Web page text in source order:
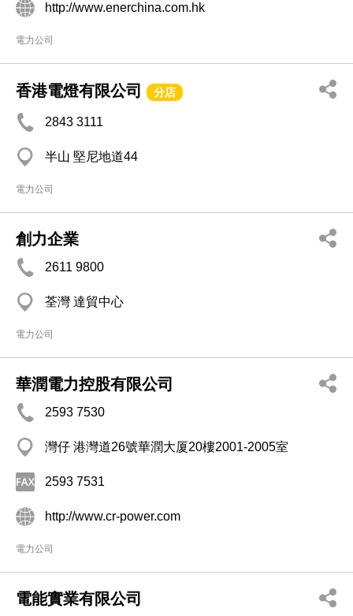
http://www.enerchina.com.hk
電力公司
香港電燈有限公司 分店
2843 3111
半山 堅尼地道44
電力公司
創力企業
2611 9800
荃灣 達貿中心
電力公司
華潤電力控股有限公司
2593 7530
灣仔 港灣道26號華潤大厦20樓2001-2005室
2593 7531
http://www.cr-power.com
電力公司
電能實業有限公司